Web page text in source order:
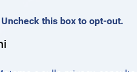
this box to opt-out.